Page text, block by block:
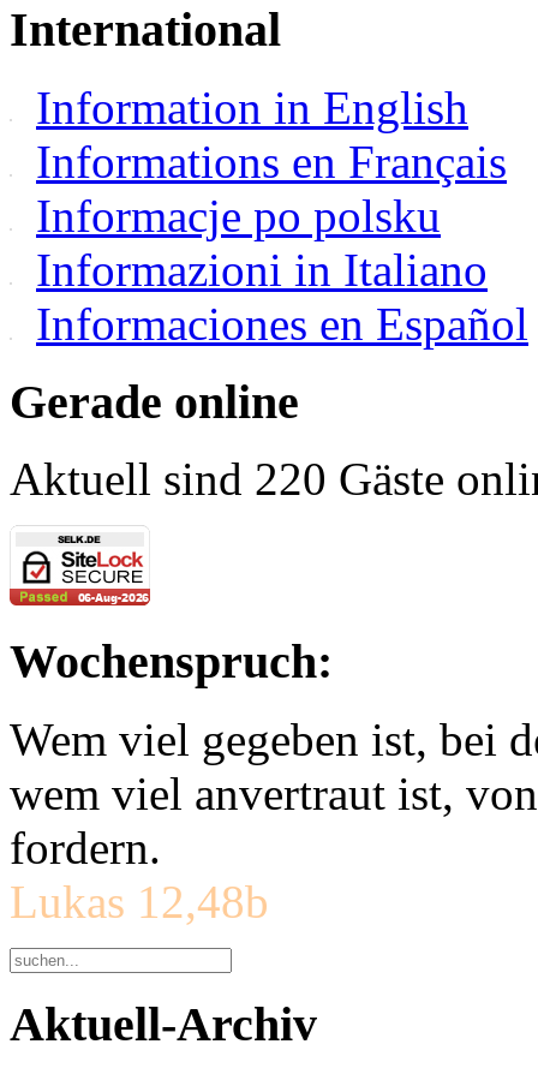
International
Information in English
Informations en Français
Informacje po polsku
Informazioni in Italiano
Informaciones en Español
Gerade online
Aktuell sind 220 Gäste
Wochenspruch:
Wem viel gegeben ist, bei
wem viel anvertraut ist,
fordern.
Lukas 12,48b
Aktuell-Archiv